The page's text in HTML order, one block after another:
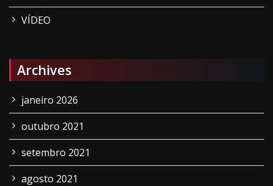
VÍDEO
Archives
janeiro 2026
outubro 2021
setembro 2021
agosto 2021